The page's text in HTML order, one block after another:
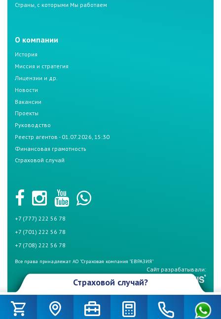
Страны, с которыми Мы работаем
О компании
История
Миссия и стратегия
Лицензии и др.
Новости
Вакансии
Проекты
Руководство
Реестр агентов - 01.07.2026, 15:30
Финансовая грамотность
Страховой случай
+7 (777) 222 56 78
+7 (701) 222 56 78
+7 (708) 222 56 78
Все права принадлежат АО "Страховая компания "ЕВРАЗИЯ"
Сайт разрабатывали:
Страховой случай?
беспокойтесь, если у Вас страховой полис СК «Евразия». Для начала
вызовите дорожную полицию (по номеру – 102) и аварийного комиссара